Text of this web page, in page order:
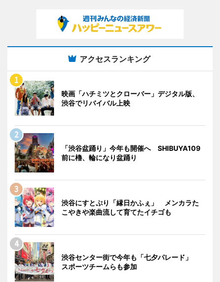
アクセスランキング
映画「ハチミツとクローバー」デジタル版、
渋谷でリバイバル上映
「渋谷盆踊り」今年も開催へ SHIBUYA109
前に櫓、輪になり盆踊り
渋谷にすとぷり「縁日かふぇ」 メンカラた
こやきや楽曲流して育てたイチゴも
渋谷センター街で今年も「七夕パレード」
スポーツチームらも参加